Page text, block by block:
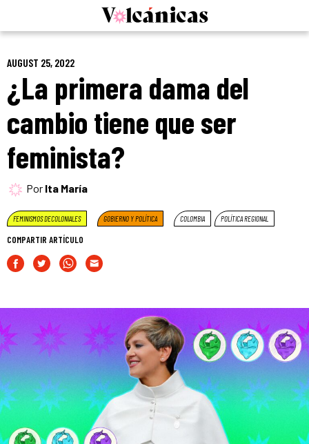
AUGUST 25, 2022
¿La primera dama del
cambio tiene que ser
feminista?
Por Ita María
FEMINISMOS DECOLONIALES GOBIERNO Y POLÍTICA COLOMBIA POLÍTICA REGIONAL
COMPARTIR ARTÍCULO